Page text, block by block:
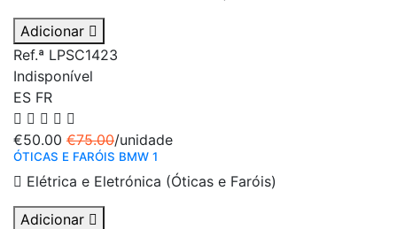
Adicionar
Ref.ª LPSC1423
Indisponível
ES FR
€50.00 €75.00/unidade
ÓTICAS E FARÓIS BMW 1
Elétrica e Eletrónica (Óticas e Faróis)
Adicionar